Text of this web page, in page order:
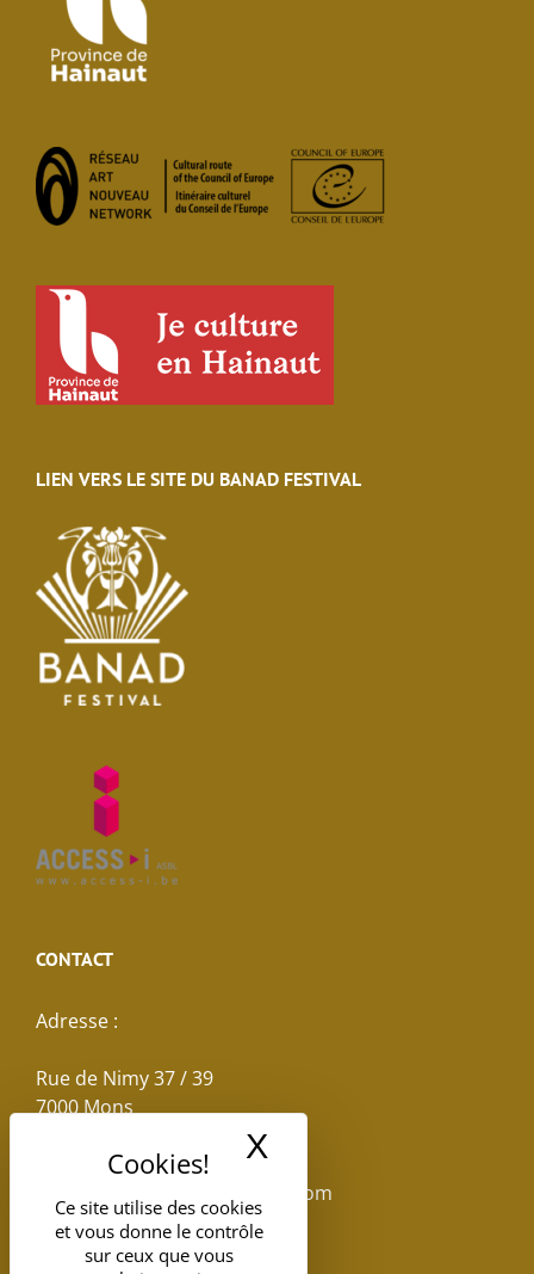
Ce site utilise des cookies
et vous donne le contrôle
sur ceux que vous
X
LIEN VERS LE SITE DU BANAD FESTIVAL
CONTACT
Adresse :
Rue de Nimy 37 / 39
7000 Mons
reservations.losseau@gmail.com
Tel: +32(0)65.398.880